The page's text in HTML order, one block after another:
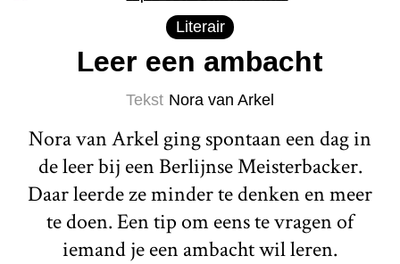
Literair
Leer een ambacht
Tekst Nora van Arkel
Nora van Arkel ging spontaan een dag in
de leer bij een Berlijnse Meisterbacker.
Daar leerde ze minder te denken en meer
te doen. Een tip om eens te vragen of
iemand je een ambacht wil leren.